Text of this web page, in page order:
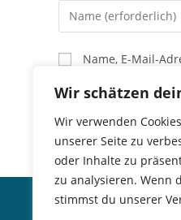
Wir schätzen
Wir verwenden
unserer Seite zu
oder Inhalte zu
zu analysieren. Wenn
stimmst du unserer
Gib
deinen
Namen
oder
Benutzernamen
Kommentieren
Name, E-Mail-
Impressum